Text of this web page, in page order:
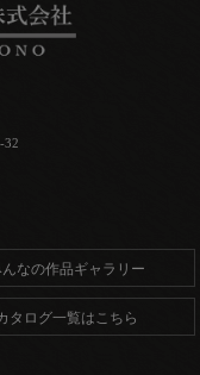
なの作品ギャラリー
タログ一覧はこちら